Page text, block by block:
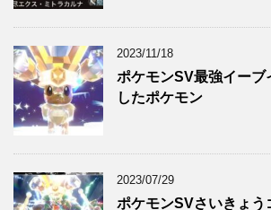
2023/11/18
ポケモンSV最強イーブ
したポケモン
2023/07/29
ポケモンSVさいきょう